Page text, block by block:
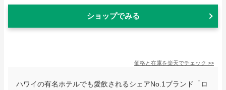
ショップでみる
価格と在庫を楽天でチェック >>
ハワイの有名ホテルでも愛飲されるシェアNo.1ブランド「ロ